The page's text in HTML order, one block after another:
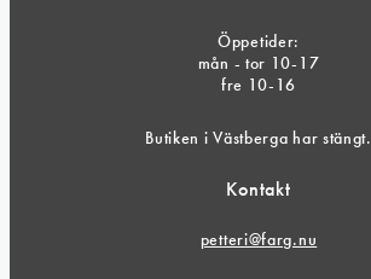
Öppetider:
mån - tor 10-17
fre 10-16
Butiken i Västberga har stängt.
Kontakt
petteri@farg.nu